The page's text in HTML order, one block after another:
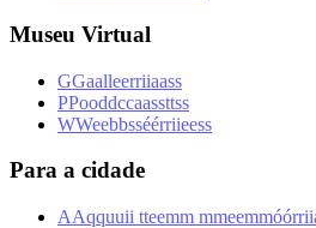
Museu Virtual
GGaalleerriiaass
PPooddccaassttss
WWeebbsséérriieess
Para a cidade
AAqquuii tteemm mmeemmóórrii